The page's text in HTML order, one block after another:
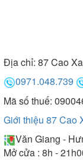
Địa chỉ: 87 Cao
0971.048.739
Mã số thuế:
Giới thiệu 87
Văn Giang -
Mở cửa : 8h -